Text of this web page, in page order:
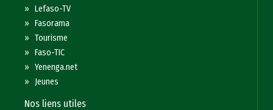
»Lefaso-TV
»Fasorama
»Tourisme
»Faso-TIC
»Yenenga.net
» Jeunes
Nos liens utiles